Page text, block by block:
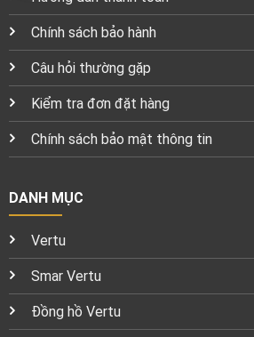
Chính sách bảo hành
Câu hỏi thường gặp
Kiểm tra đơn đặt hàng
Chính sách bảo mật thông tin
DANH MỤC
Vertu
Smar Vertu
Đồng hồ Vertu